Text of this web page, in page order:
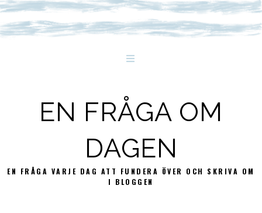
EN FRÅGA OM
DAGEN
EN FRÅGA VARJE DAG ATT FUNDERA ÖVER OCH SKRIVA OM
I BLOGGEN